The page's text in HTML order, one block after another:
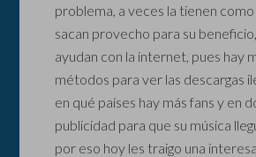
problema, a veces la tienen como
sacan provecho para su
ayudan con la internet, pues hay
métodos para ver las descargas
en qué países hay más fans y en
publicidad para que su música
por eso hoy les traigo una